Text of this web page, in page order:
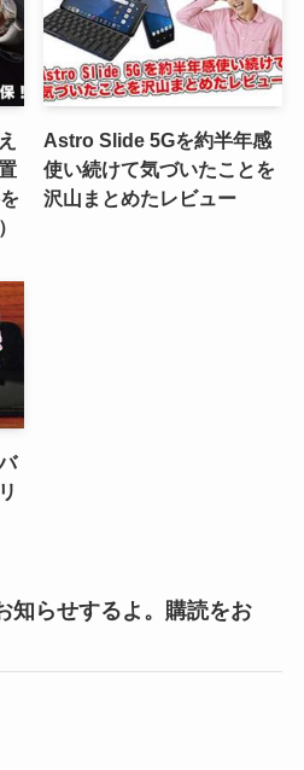
Astro Slide 5Gを約半年感
使い続けて気づいたことを
沢山まとめたレビュー
知らせするよ。購読をお